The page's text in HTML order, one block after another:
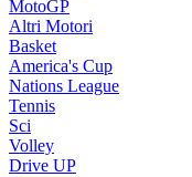
MotoGP
Altri Motori
Basket
America's Cup
Nations League
Tennis
Sci
Volley
Drive UP